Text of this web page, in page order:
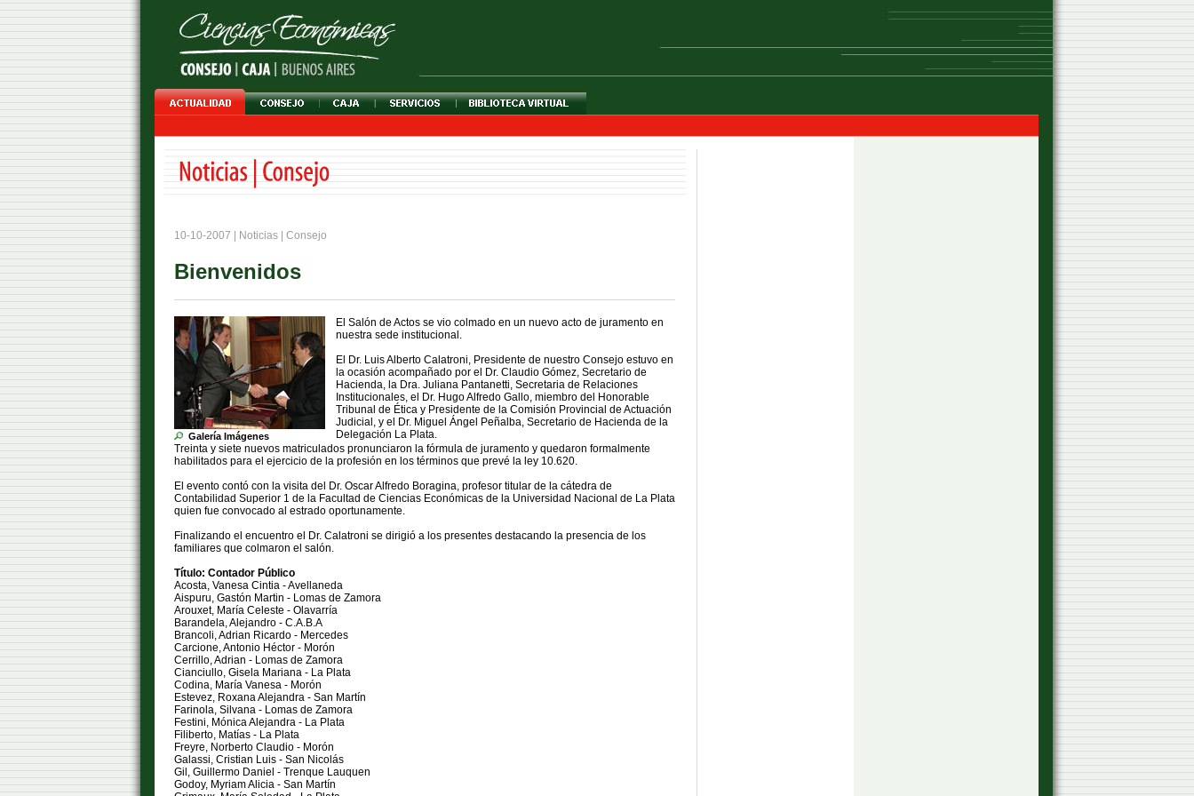
10-10-2007 | Noticias | Consejo
Bienvenidos
Galería Imágenes
El Salón de Actos se vio colmado en un nuevo acto de juramento en
nuestra sede institucional.
El Dr. Luis Alberto Calatroni, Presidente de nuestro Consejo estuvo en
la ocasión acompañado por el Dr. Claudio Gómez, Secretario de
Hacienda, la Dra. Juliana Pantanetti, Secretaria de Relaciones
Institucionales, el Dr. Hugo Alfredo Gallo, miembro del Honorable
Tribunal de Ética y Presidente de la Comisión Provincial de Actuación
Judicial, y el Dr. Miguel Ángel Peñalba, Secretario de Hacienda de la
Delegación La Plata.
Treinta y siete nuevos matriculados pronunciaron la fórmula de juramento y quedaron formalmente
habilitados para el ejercicio de la profesión en los términos que prevé la ley 10.620.
El evento contó con la visita del Dr. Oscar Alfredo Boragina, profesor titular de la cátedra de
Contabilidad Superior 1 de la Facultad de Ciencias Económicas de la Universidad Nacional de La Plata
quien fue convocado al estrado oportunamente.
Finalizando el encuentro el Dr. Calatroni se dirigió a los presentes destacando la presencia de los
familiares que colmaron el salón.
Título: Contador Público
Acosta, Vanesa Cintia - Avellaneda
Aispuru, Gastón Martin - Lomas de Zamora
Arouxet, María Celeste - Olavarría
Barandela, Alejandro - C.A.B.A
Brancoli, Adrian Ricardo - Mercedes
Carcione, Antonio Héctor - Morón
Cerrillo, Adrian - Lomas de Zamora
Cianciullo, Gisela Mariana - La Plata
Codina, María Vanesa - Morón
Estevez, Roxana Alejandra - San Martín
Farinola, Silvana - Lomas de Zamora
Festini, Mónica Alejandra - La Plata
Filiberto, Matías - La Plata
Freyre, Norberto Claudio - Morón
Galassi, Cristian Luis - San Nicolás
Gil, Guillermo Daniel - Trenque Lauquen
Godoy, Myriam Alicia - San Martín